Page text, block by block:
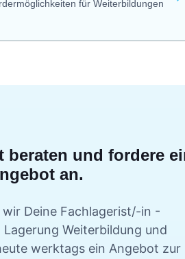
für Weiterbildungen
beraten und fordere
an.
wir Deine Fachlagerist/-in -
Lagerung Weiterbildung und
werktags ein Angebot zur